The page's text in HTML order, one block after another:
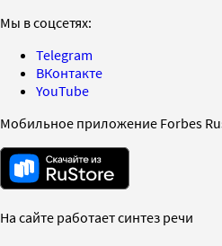
Мы в соцсетях:
Telegram
ВКонтакте
YouTube
Мобильное приложение Forbes
На сайте работает синтез речи